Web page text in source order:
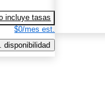
incluye tasas
$0/mes est.
disponibilidad